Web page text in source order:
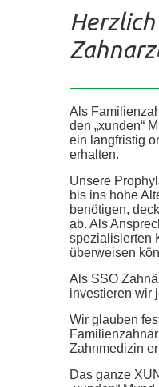
Als
den „xunden“
ein langfristig
erhalten.
Unsere
bis ins hohe
benötigen,
ab. Als
spezialisierten
überweisen
Als SSO
investieren wir
Wir glauben
Zahnmedizin
Das ganze